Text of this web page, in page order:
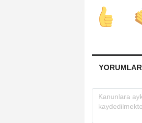
YORUMLAR